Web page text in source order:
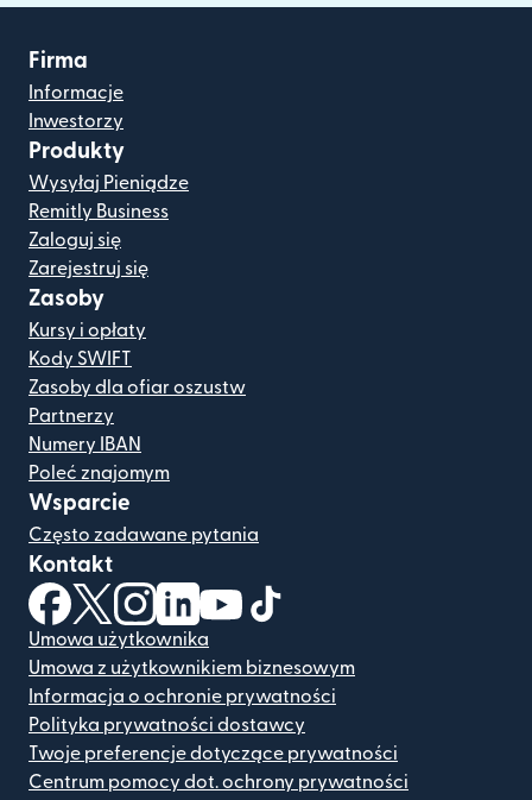
Firma
Informacje
Inwestorzy
Produkty
Wysyłaj Pieniądze
Remitly Business
Zaloguj się
Zarejestruj się
Zasoby
Kursy i opłaty
Kody SWIFT
Zasoby dla ofiar oszustw
Partnerzy
Numery IBAN
Poleć znajomym
Wsparcie
Często zadawane pytania
Kontakt
(otwiera się w nowym oknie)
(otwiera się w nowym oknie)
(otwiera się w nowym oknie)
(otwiera się w nowym oknie)
(otwiera się w nowym oknie)
Umowa użytkownika
Umowa z użytkownikiem biznesowym
Informacja o ochronie prywatności
Polityka prywatności dostawcy
Twoje preferencje dotyczące prywatności
Centrum pomocy dot. ochrony prywatności